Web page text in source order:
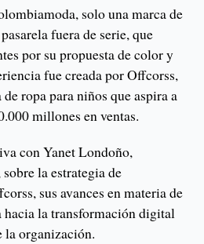
solo una marca de
fuera de serie, que
por su propuesta de color y
fue creada por Offcorss,
ropa para niños que aspira a
millones en ventas.
con Yanet Londoño,
la estrategia de
sus avances en materia de
la transformación digital
la organización.